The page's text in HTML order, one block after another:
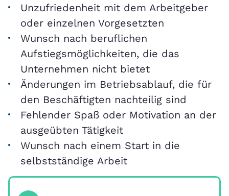
Unzufriedenheit mit dem Arbeitgeber
oder einzelnen Vorgesetzten
Wunsch nach beruflichen
Aufstiegsmöglichkeiten, die das
Unternehmen nicht bietet
Änderungen im Betriebsablauf, die für
den Beschäftigten nachteilig sind
Fehlender Spaß oder Motivation an der
ausgeübten Tätigkeit
Wunsch nach einem Start in die
selbstständige Arbeit